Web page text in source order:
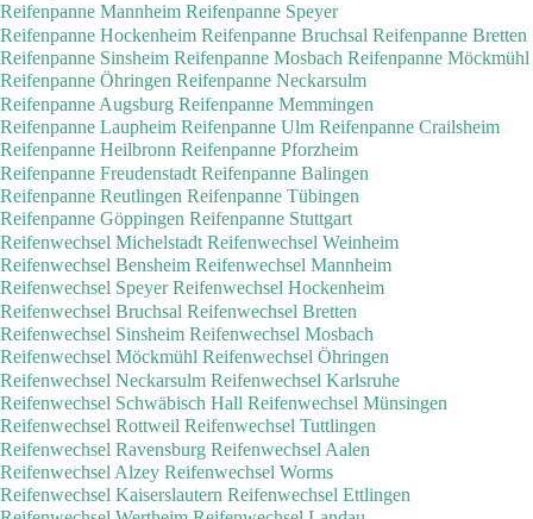
Reifenpanne Mannheim Reifenpanne Speyer
Reifenpanne Hockenheim Reifenpanne Bruchsal Reifenpanne Bretten
Reifenpanne Sinsheim Reifenpanne Mosbach Reifenpanne Möckmühl
Reifenpanne Öhringen Reifenpanne Neckarsulm
Reifenpanne Augsburg Reifenpanne Memmingen
Reifenpanne Laupheim Reifenpanne Ulm Reifenpanne Crailsheim
Reifenpanne Heilbronn Reifenpanne Pforzheim
Reifenpanne Freudenstadt Reifenpanne Balingen
Reifenpanne Reutlingen Reifenpanne Tübingen
Reifenpanne Göppingen Reifenpanne Stuttgart
Reifenwechsel Michelstadt Reifenwechsel Weinheim
Reifenwechsel Bensheim Reifenwechsel Mannheim
Reifenwechsel Speyer Reifenwechsel Hockenheim
Reifenwechsel Bruchsal Reifenwechsel Bretten
Reifenwechsel Sinsheim Reifenwechsel Mosbach
Reifenwechsel Möckmühl Reifenwechsel Öhringen
Reifenwechsel Neckarsulm Reifenwechsel Karlsruhe
Reifenwechsel Schwäbisch Hall Reifenwechsel Münsingen
Reifenwechsel Rottweil Reifenwechsel Tuttlingen
Reifenwechsel Ravensburg Reifenwechsel Aalen
Reifenwechsel Alzey Reifenwechsel Worms
Reifenwechsel Kaiserslautern Reifenwechsel Ettlingen